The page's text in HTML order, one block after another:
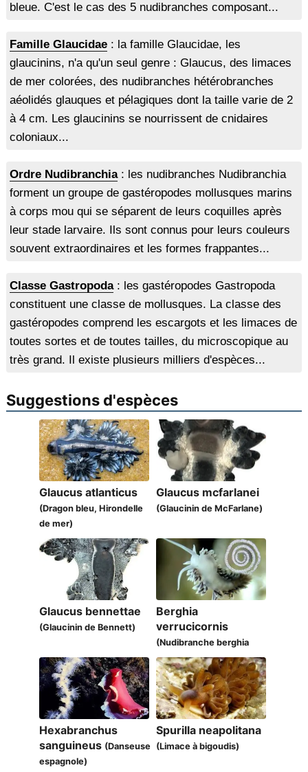
bleue. C'est le cas des 5 nudibranches composant...
Famille Glaucidae: la famille Glaucidae, les
glaucinins, n'a qu'un seul genre : Glaucus, des limaces
de mer colorées, des nudibranches hétérobranches
aéolidés glauques et pélagiques dont la taille varie de 2
à 4 cm. Les glaucinins se nourrissent de cnidaires
coloniaux...
Ordre Nudibranchia: les nudibranches Nudibranchia
forment un groupe de gastéropodes mollusques marins
à corps mou qui se séparent de leurs coquilles après
leur stade larvaire. Ils sont connus pour leurs couleurs
souvent extraordinaires et les formes frappantes...
Classe Gastropoda: les gastéropodes Gastropoda
constituent une classe de mollusques. La classe des
gastéropodes comprend les escargots et les limaces de
toutes sortes et de toutes tailles, du microscopique au
très grand. Il existe plusieurs milliers d'espèces...
Suggestions d'espèces
Glaucus atlanticus
(Dragon bleu, Hirondelle
de mer)
Glaucus mcfarlanei
(Glaucinin de McFarlane)
Glaucus bennettae
(Glaucinin de Bennett)
Berghia
verrucicornis
(Nudibranche berghia
azurée)
Hexabranchus
sanguineus (Danseuse
espagnole)
Spurilla neapolitana
(Limace à bigoudis)